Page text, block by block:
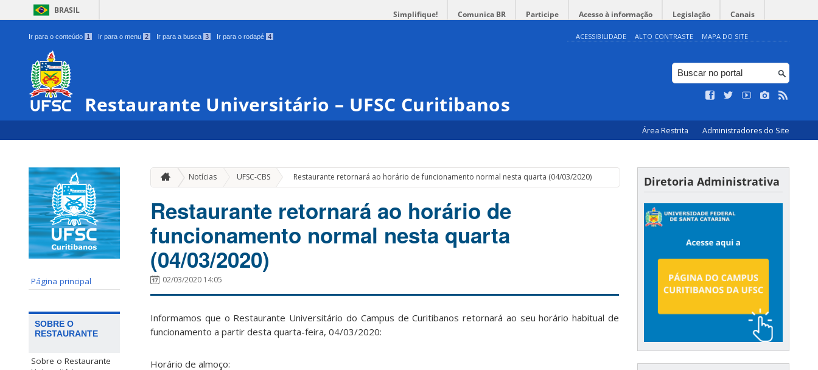
BRASIL Simplifique! Comunica BR Participe Acesso à informação Legislação Canais
Ir para o conteúdo 1 Ir para o menu 2 Ir para a busca 3 Ir para o rodapé 4 ACESSIBILIDADE ALTO CONTRASTE MAPA DO SITE
Restaurante Universitário – UFSC Curitibanos
Área Restrita Administradores do Site
Página principal
SOBRE O
RESTAURANTE
Sobre o Restaurante
Notícias UFSC-CBS » Restaurante retornará ao horário de funcionamento normal nesta quarta (04/03/2020)
Restaurante retornará ao horário de
funcionamento normal nesta quarta
(04/03/2020)
02/03/2020 14:05
Informamos que o Restaurante Universitário do Campus de Curitibanos retornará ao seu horário habitual de
funcionamento a partir desta quarta-feira, 04/03/2020:
Horário de almoço:
Diretoria Administrativa